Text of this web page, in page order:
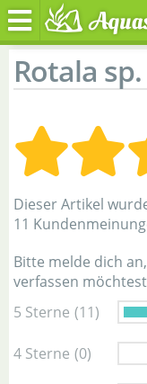
Rotala
Dieser Artikel
11
Bitte melde dich
verfassen
5 Sterne (11)
4 Sterne (0)